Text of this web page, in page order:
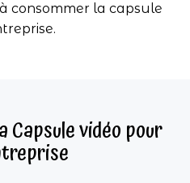
consommer la capsule
Capsule vidéo pour